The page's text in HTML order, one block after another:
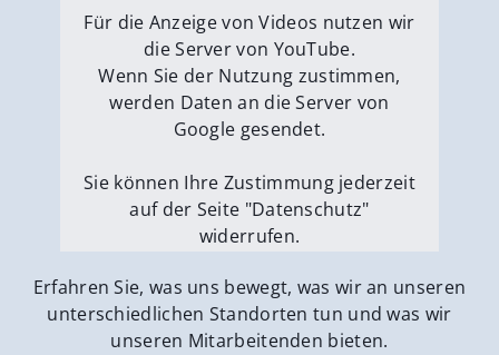
Externe Medien erlauben
Für die Anzeige von Videos nutzen wir
die Server von YouTube.
Wenn Sie der Nutzung zustimmen,
werden Daten an die Server von
Google gesendet.
Sie können Ihre Zustimmung jederzeit
auf der Seite "Datenschutz"
widerrufen.
Externe Medien erlauben
Erfahren Sie, was uns bewegt, was wir an unseren
unterschiedlichen Standorten tun und was wir
unseren Mitarbeitenden bieten.